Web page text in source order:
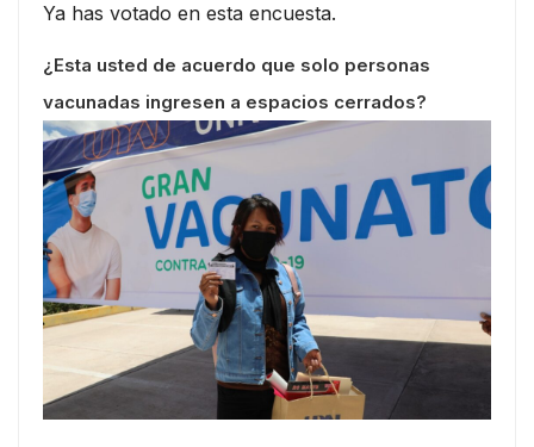
Ya has votado en esta encuesta.
¿Esta usted de acuerdo que solo personas
vacunadas ingresen a espacios cerrados?